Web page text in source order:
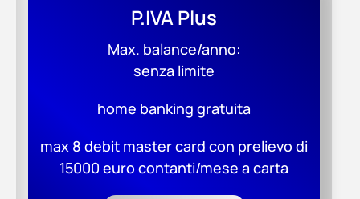
P.IVA Plus
Max. balance/anno:
senza limite
home banking gratuita
max 8 debit master card con prelievo di
15000 euro contanti/mese a carta